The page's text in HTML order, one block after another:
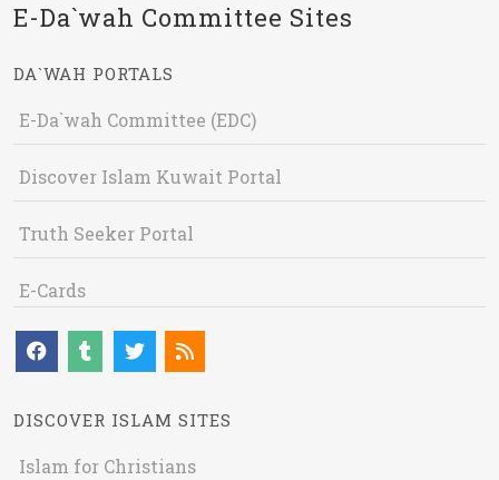
E-Da`wah Committee Sites
DA`WAH PORTALS
E-Da`wah Committee (EDC)
Discover Islam Kuwait Portal
Truth Seeker Portal
E-Cards
DISCOVER ISLAM SITES
Islam for Christians